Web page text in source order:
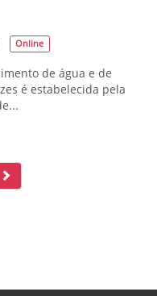
Online
de água e de
é estabelecida pela